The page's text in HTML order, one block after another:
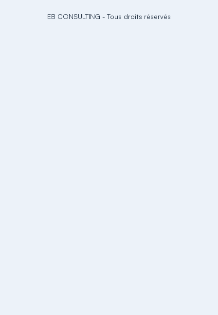
EB CONSULTING - Tous droits réservés